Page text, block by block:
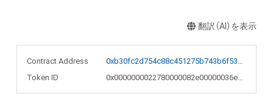
翻訳（AI）を表示
Contract Address
0xb30fc2d754c88c451275b743b6f530f19f643683
Token ID
0x0000000022780000082e00000036e8d5